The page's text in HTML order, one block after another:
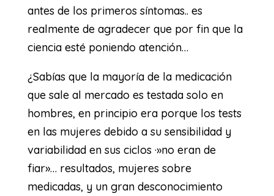
antes de los primeros síntomas.. es
realmente de agradecer que por fin que la
ciencia esté poniendo atención…
¿Sabías que la mayoría de la medicación
que sale al mercado es testada solo en
hombres, en principio era porque los tests
en las mujeres debido a su sensibilidad y
variabilidad en sus ciclos ·»no eran de
fiar»… resultados, mujeres sobre
medicadas, y un gran desconocimiento